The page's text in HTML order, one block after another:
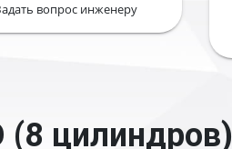
вопрос инженеру
(8 цилиндров)